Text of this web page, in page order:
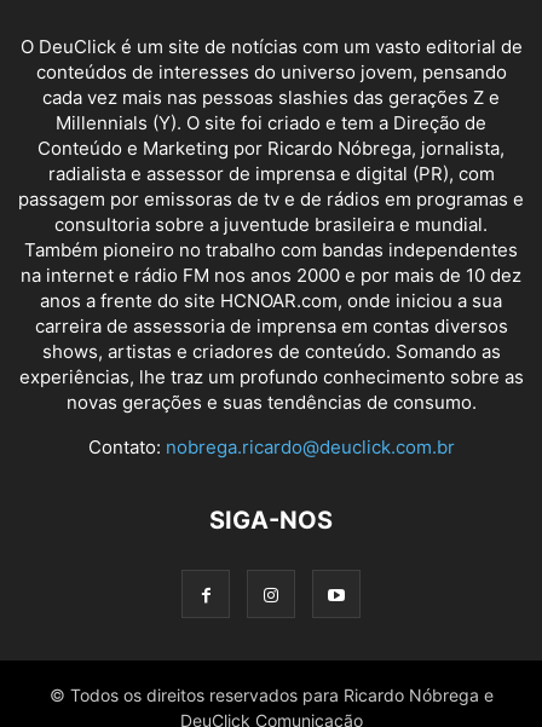
O DeuClick é um site de notícias com um vasto editorial de
conteúdos de interesses do universo jovem, pensando
cada vez mais nas pessoas slashies das gerações Z e
Millennials (Y). O site foi criado e tem a Direção de
Conteúdo e Marketing por Ricardo Nóbrega, jornalista,
radialista e assessor de imprensa e digital (PR), com
passagem por emissoras de tv e de rádios em programas e
consultoria sobre a juventude brasileira e mundial.
Também pioneiro no trabalho com bandas independentes
na internet e rádio FM nos anos 2000 e por mais de 10 dez
anos a frente do site HCNOAR.com, onde iniciou a sua
carreira de assessoria de imprensa em contas diversos
shows, artistas e criadores de conteúdo. Somando as
experiências, lhe traz um profundo conhecimento sobre as
novas gerações e suas tendências de consumo.
Contato: nobrega.ricardo@deuclick.com.br
SIGA-NOS
© Todos os direitos reservados para Ricardo Nóbrega e
DeuClick Comunicação